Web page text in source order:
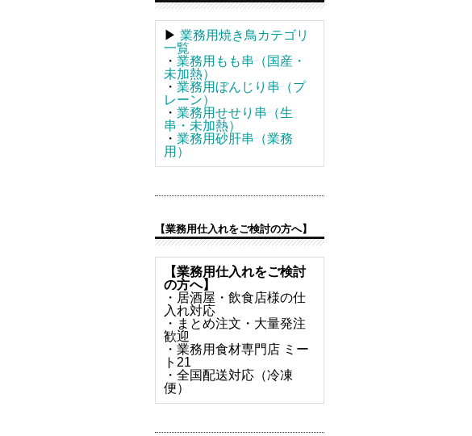
▶ 業務用焼き鳥カテゴリ
一覧
・ 業務用もも串（国産・
未加熱）
・ 業務用ぼんじり串（プ
レーン）
・ 業務用せせり串（生
串・未加熱）
・ 業務用砂肝串（業務
用）
【業務用仕入れをご検討の方へ】
【業務用仕入れをご検討
の方へ】
・居酒屋・飲食店様の仕
入れ対応
・まとめ注文・大量発注
歓迎
・業務用食材専門店 ミー
ト21
・全国配送対応（冷凍
便）